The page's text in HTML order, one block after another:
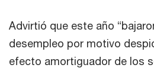
Advirtió que este año
desempleo por motivo
efecto amortiguador de los